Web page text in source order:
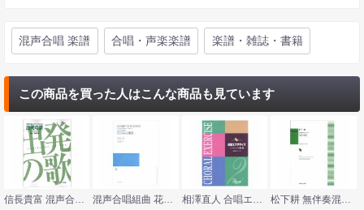
混声合唱 楽譜 合唱・声楽楽譜 楽譜・雑誌・書籍
この商品を買った人はこんな商品も見ています
信長貴富 混声合唱とピアノのための 出発（たびだち）の歌 カワイ出版
混声合唱組曲 花のある風景 音楽之友社
相澤直人 合唱エクササイズ アンサンブル編2 AIZAWA METHOD カワイ出版
松下耕 無伴奏混声合唱のためのうたおり カワイ出版